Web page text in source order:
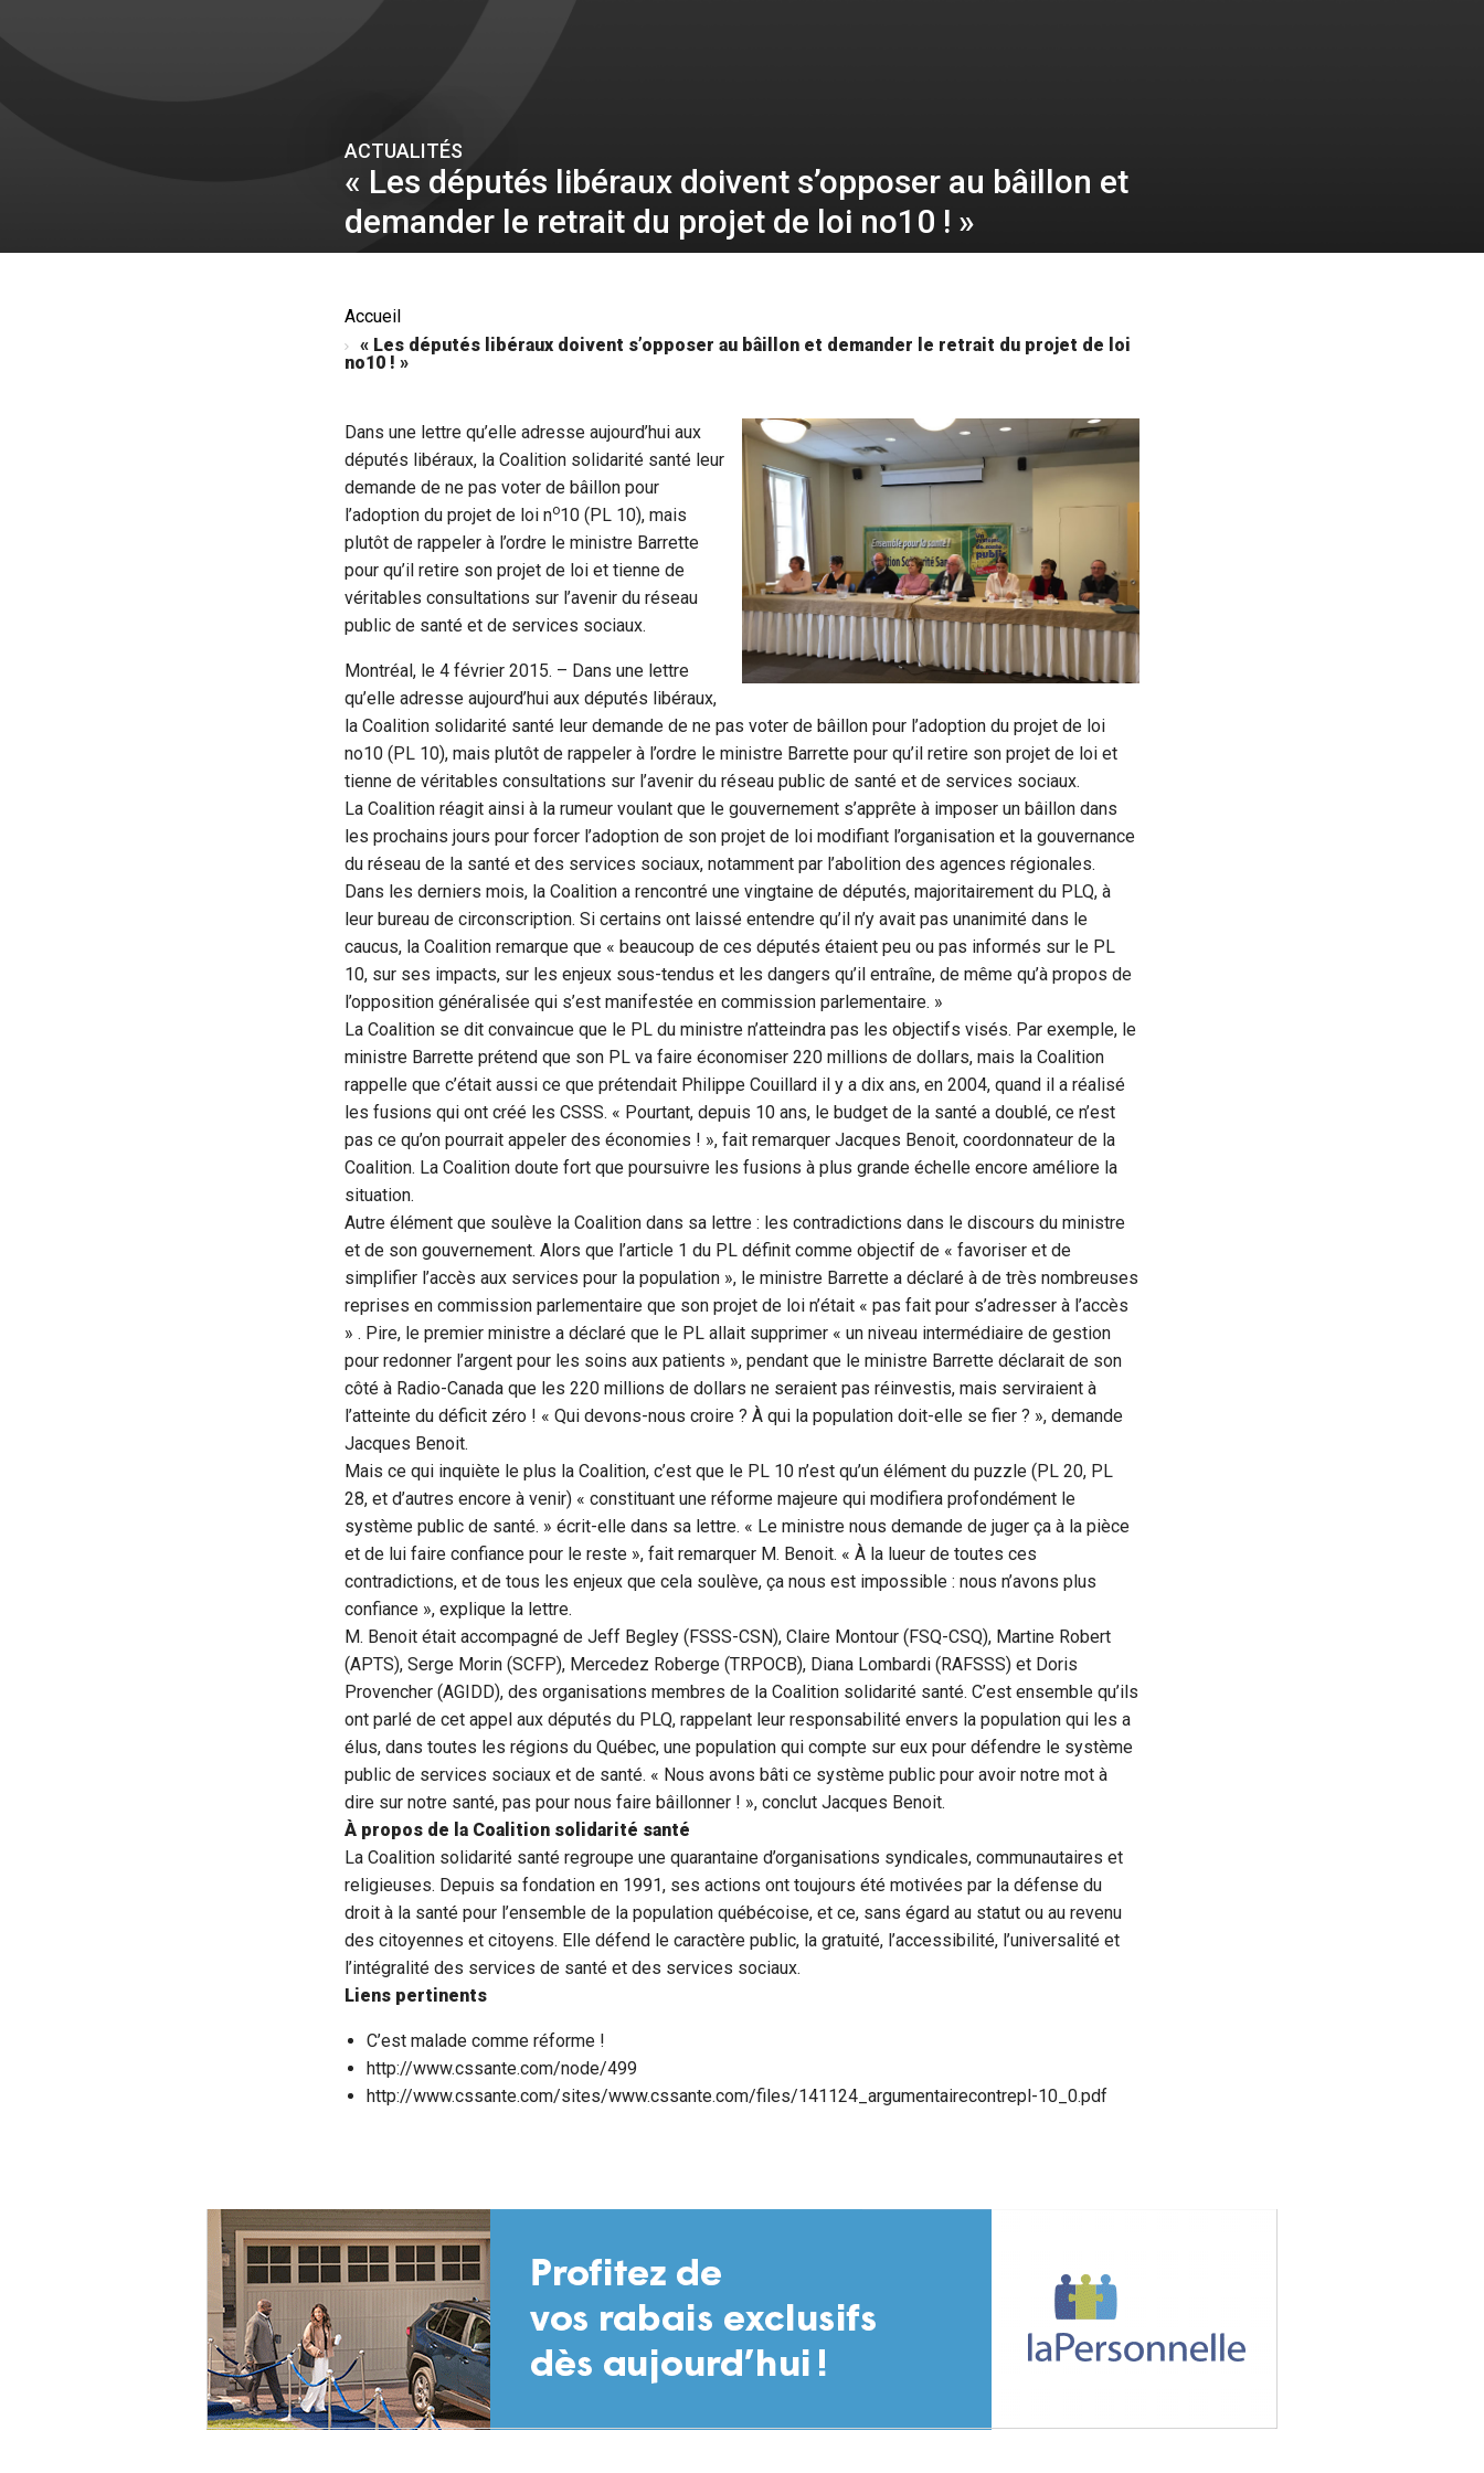
ACTUALITÉS
« Les députés libéraux doivent s’opposer au bâillon et
demander le retrait du projet de loi no10 ! »
Accueil
« Les députés libéraux doivent s’opposer au bâillon et demander le retrait du projet de loi
no10 ! »
Dans une lettre qu’elle adresse aujourd’hui aux
députés libéraux, la Coalition solidarité santé leur
demande de ne pas voter de bâillon pour
l’adoption du projet de loi no10 (PL 10), mais
plutôt de rappeler à l’ordre le ministre Barrette
pour qu’il retire son projet de loi et tienne de
véritables consultations sur l’avenir du réseau
public de santé et de services sociaux.
Montréal, le 4 février 2015. – Dans une lettre
qu’elle adresse aujourd’hui aux députés libéraux,
la Coalition solidarité santé leur demande de ne pas voter de bâillon pour l’adoption du projet de loi
no10 (PL 10), mais plutôt de rappeler à l’ordre le ministre Barrette pour qu’il retire son projet de loi et
tienne de véritables consultations sur l’avenir du réseau public de santé et de services sociaux.
La Coalition réagit ainsi à la rumeur voulant que le gouvernement s’apprête à imposer un bâillon dans
les prochains jours pour forcer l’adoption de son projet de loi modifiant l’organisation et la gouvernance
du réseau de la santé et des services sociaux, notamment par l’abolition des agences régionales.
Dans les derniers mois, la Coalition a rencontré une vingtaine de députés, majoritairement du PLQ, à
leur bureau de circonscription. Si certains ont laissé entendre qu’il n’y avait pas unanimité dans le
caucus, la Coalition remarque que « beaucoup de ces députés étaient peu ou pas informés sur le PL
10, sur ses impacts, sur les enjeux sous-tendus et les dangers qu’il entraîne, de même qu’à propos de
l’opposition généralisée qui s’est manifestée en commission parlementaire. »
La Coalition se dit convaincue que le PL du ministre n’atteindra pas les objectifs visés. Par exemple, le
ministre Barrette prétend que son PL va faire économiser 220 millions de dollars, mais la Coalition
rappelle que c’était aussi ce que prétendait Philippe Couillard il y a dix ans, en 2004, quand il a réalisé
les fusions qui ont créé les CSSS. « Pourtant, depuis 10 ans, le budget de la santé a doublé, ce n’est
pas ce qu’on pourrait appeler des économies ! », fait remarquer Jacques Benoit, coordonnateur de la
Coalition. La Coalition doute fort que poursuivre les fusions à plus grande échelle encore améliore la
situation.
Autre élément que soulève la Coalition dans sa lettre : les contradictions dans le discours du ministre
et de son gouvernement. Alors que l’article 1 du PL définit comme objectif de « favoriser et de
simplifier l’accès aux services pour la population », le ministre Barrette a déclaré à de très nombreuses
reprises en commission parlementaire que son projet de loi n’était « pas fait pour s’adresser à l’accès
» . Pire, le premier ministre a déclaré que le PL allait supprimer « un niveau intermédiaire de gestion
pour redonner l’argent pour les soins aux patients », pendant que le ministre Barrette déclarait de son
côté à Radio-Canada que les 220 millions de dollars ne seraient pas réinvestis, mais serviraient à
l’atteinte du déficit zéro ! « Qui devons-nous croire ? À qui la population doit-elle se fier ? », demande
Jacques Benoit.
Mais ce qui inquiète le plus la Coalition, c’est que le PL 10 n’est qu’un élément du puzzle (PL 20, PL
28, et d’autres encore à venir) « constituant une réforme majeure qui modifiera profondément le
système public de santé. » écrit-elle dans sa lettre. « Le ministre nous demande de juger ça à la pièce
et de lui faire confiance pour le reste », fait remarquer M. Benoit. « À la lueur de toutes ces
contradictions, et de tous les enjeux que cela soulève, ça nous est impossible : nous n’avons plus
confiance », explique la lettre.
M. Benoit était accompagné de Jeff Begley (FSSS-CSN), Claire Montour (FSQ-CSQ), Martine Robert
(APTS), Serge Morin (SCFP), Mercedez Roberge (TRPOCB), Diana Lombardi (RAFSSS) et Doris
Provencher (AGIDD), des organisations membres de la Coalition solidarité santé. C’est ensemble qu’ils
ont parlé de cet appel aux députés du PLQ, rappelant leur responsabilité envers la population qui les a
élus, dans toutes les régions du Québec, une population qui compte sur eux pour défendre le système
public de services sociaux et de santé. « Nous avons bâti ce système public pour avoir notre mot à
dire sur notre santé, pas pour nous faire bâillonner ! », conclut Jacques Benoit.
À propos de la Coalition solidarité santé
La Coalition solidarité santé regroupe une quarantaine d’organisations syndicales, communautaires et
religieuses. Depuis sa fondation en 1991, ses actions ont toujours été motivées par la défense du
droit à la santé pour l’ensemble de la population québécoise, et ce, sans égard au statut ou au revenu
des citoyennes et citoyens. Elle défend le caractère public, la gratuité, l’accessibilité, l’universalité et
l’intégralité des services de santé et des services sociaux.
Liens pertinents
C’est malade comme réforme !
http://www.cssante.com/node/499
http://www.cssante.com/sites/www.cssante.com/files/141124_argumentairecontrepl-10_0.pdf